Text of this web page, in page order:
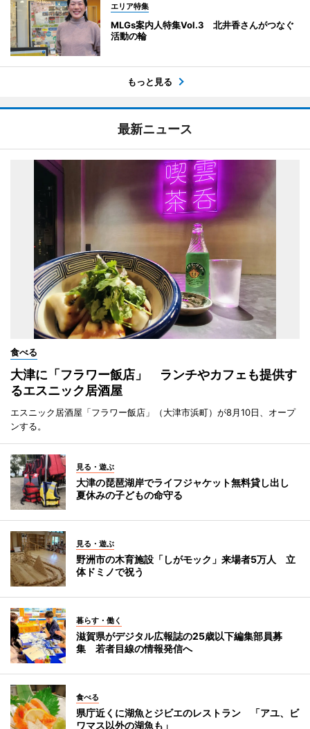
エリア特集
MLGs案内人特集Vol.3 北井香さんがつなぐ
活動の輪
もっと見る
最新ニュース
食べる
大津に「フラワー飯店」 ランチやカフェも提供す
るエスニック居酒屋
エスニック居酒屋「フラワー飯店」（大津市浜町）が8月10日、オープ
ンする。
見る・遊ぶ
大津の琵琶湖岸でライフジャケット無料貸し出し
夏休みの子どもの命守る
見る・遊ぶ
野洲市の木育施設「しがモック」来場者5万人 立
体ドミノで祝う
暮らす・働く
滋賀県がデジタル広報誌の25歳以下編集部員募
集 若者目線の情報発信へ
食べる
県庁近くに湖魚とジビエのレストラン 「アユ、ビ
ワマス以外の湖魚も」